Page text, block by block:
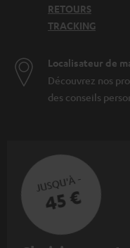
RETOURS
TRACKING
Localisateur de
Découvrez nos
des conseils
JUSQU'À -
45 €